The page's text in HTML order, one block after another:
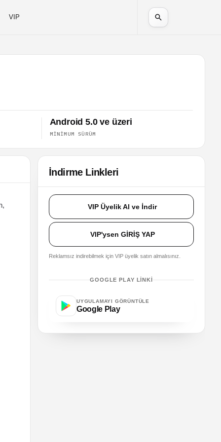
VIP
Android 5.0 ve üzeri
MINIMUM SÜRÜM
İndirme Linkleri
VIP Üyelik Al ve İndir
VIP'ysen GİRİŞ YAP
Reklamsız indirebilmek için VIP üyelik satın almalısınız.
GOOGLE PLAY LINKI
UYGULAMAYI GÖRÜNTÜLE
Google Play